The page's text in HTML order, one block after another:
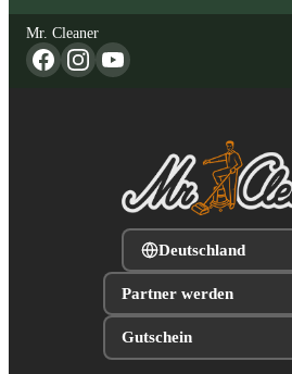
Mr. Cleaner
Deutschland
Partner werden
Gutschein